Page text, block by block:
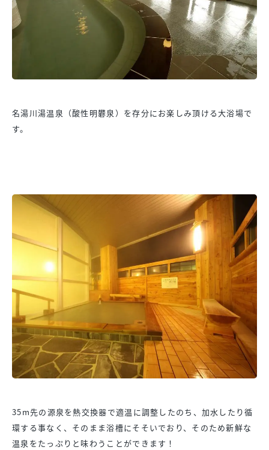
名湯川湯温泉（酸性明礬泉）を存分にお楽しみ頂ける大浴場で
す。
35m先の源泉を熱交換器で適温に調整したのち、加水したり循
環する事なく、そのまま浴槽にそそいでおり、そのため新鮮な
温泉をたっぷりと味わうことができます！